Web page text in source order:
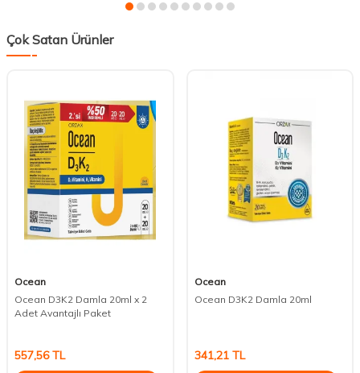
Çok Satan Ürünler
Ocean
Ocean D3K2 Damla 20ml x 2
Adet Avantajlı Paket
557,56TL
Ocean
Ocean D3K2 Damla 20ml
341,21TL